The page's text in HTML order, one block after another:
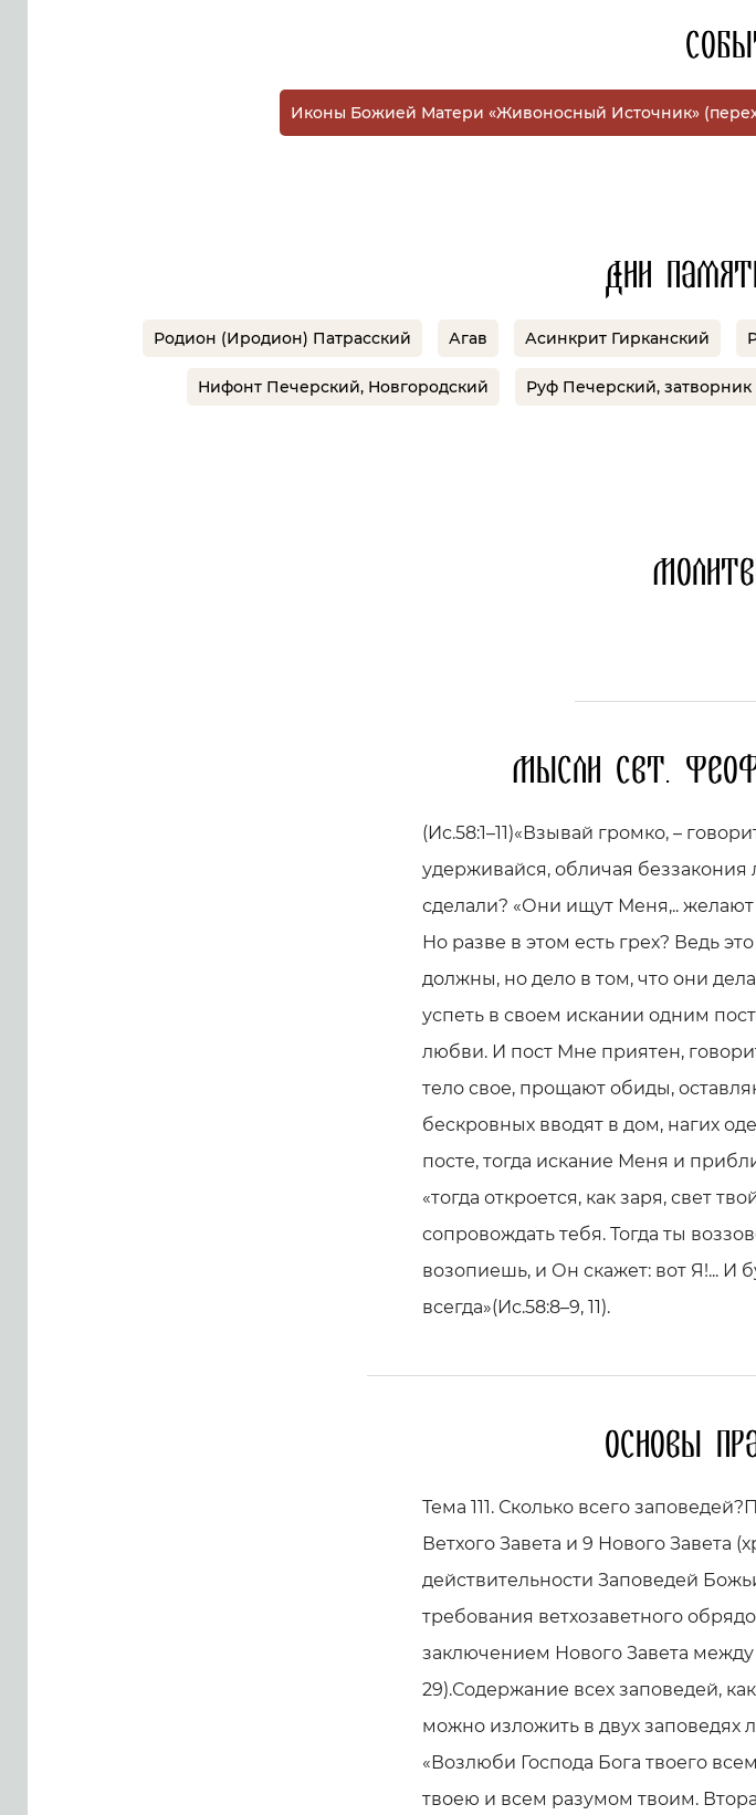
Иконы Божией Матери «Живоносный Источник»
Дни
Родион (Иродион) Патрасский Агав Асинкрит Гирканский
Нифонт Печерский, Новгородский Руф Печерский, затворник
Мысли свт.
(Ис.58:1–11)«Взывай громко, –
удерживайся, обличая беззакония
сделали? «Они ищут Меня,..
Но разве в этом есть грех? Ведь
должны, но дело в том, что они
успеть в своем искании одним
любви. И пост Мне приятен,
тело свое, прощают обиды,
беcкровных вводят в дом, нагих
посте, тогда искание Меня и
«тогда откроется, как заря, свет
сопровождать тебя. Тогда ты
возопиешь, и Он скажет: вот Я!... И
всегда»(Ис.58:8–9, 11).
Основы
Тема 111. Сколько всего
Ветхого Завета и 9 Нового Завета
действительности Заповедей
требования ветхозаветного
заключением Нового Завета
29).Содержание всех заповедей,
можно изложить в двух заповедях
«Возлюби Господа Бога твоего
твоею и всем разумом твоим.